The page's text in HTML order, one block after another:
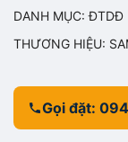
DANH MỤC:ĐTDĐ
THƯƠNG HIỆU:
Gọi đặt: